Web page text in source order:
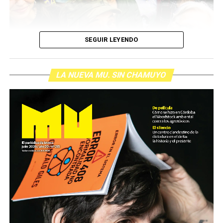
Por Francisco Pandolfi
Son personas que se organizan y se movilizan para
defender derechos de toda la
sociedad. Son quienes sufren palos, gases y
humillaciones por estar de pie. Quienes
crean respuestas donde hay impotencia y nuevas
palabras para definir el futuro.
Nuestro homenaje: reunirlas y escucharlas.
SEGUIR LEYENDO
LA NUEVA MU. SIN CHAMUYO